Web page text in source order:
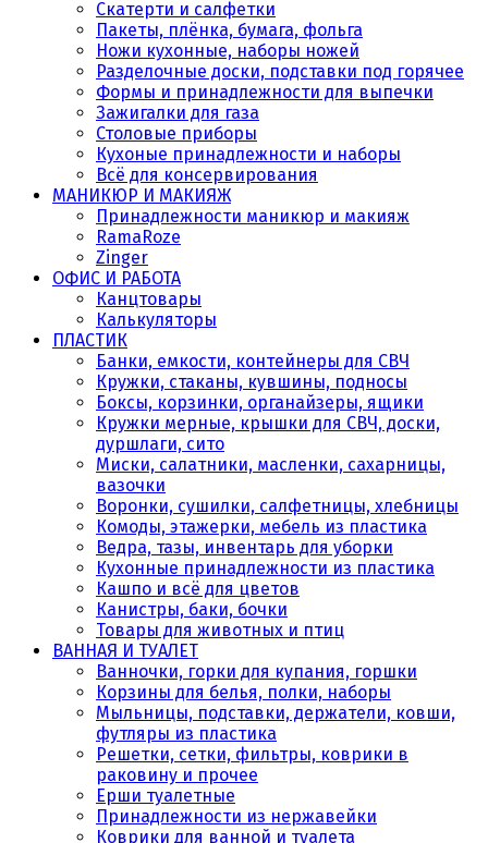
Скатерти и салфетки
Пакеты, плёнка, бумага, фольга
Ножи кухонные, наборы ножей
Разделочные доски, подставки под горячее
Формы и принадлежности для выпечки
Зажигалки для газа
Столовые приборы
Кухоные принадлежности и наборы
Всё для консервирования
МАНИКЮР И МАКИЯЖ
Принадлежности маникюр и макияж
RamaRoze
Zinger
ОФИС И РАБОТА
Канцтовары
Калькуляторы
ПЛАСТИК
Банки, емкости, контейнеры для СВЧ
Кружки, стаканы, кувшины, подносы
Боксы, корзинки, органайзеры, ящики
Кружки мерные, крышки для СВЧ, доски,
дуршлаги, сито
Миски, салатники, масленки, сахарницы,
вазочки
Воронки, сушилки, салфетницы, хлебницы
Комоды, этажерки, мебель из пластика
Ведра, тазы, инвентарь для уборки
Кухонные принадлежности из пластика
Кашпо и всё для цветов
Канистры, баки, бочки
Товары для животных и птиц
ВАННАЯ И ТУАЛЕТ
Ванночки, горки для купания, горшки
Корзины для белья, полки, наборы
Мыльницы, подставки, держатели, ковши,
футляры из пластика
Решетки, сетки, фильтры, коврики в
раковину и прочее
Ерши туалетные
Принадлежности из нержавейки
Коврики для ванной и туалета